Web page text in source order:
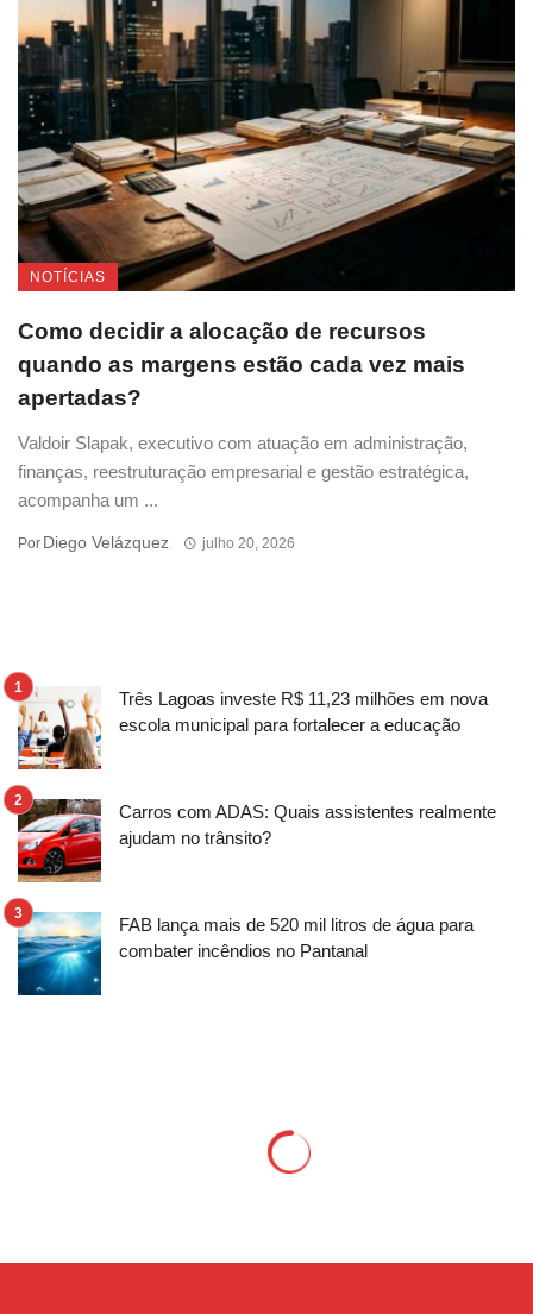
NOTÍCIAS
Como decidir a alocação de recursos
quando as margens estão cada vez mais
apertadas?
Valdoir Slapak, executivo com atuação em administração,
finanças, reestruturação empresarial e gestão estratégica,
acompanha um ...
Por Diego Velázquez julho 20, 2026
Três Lagoas investe R$ 11,23 milhões em nova
escola municipal para fortalecer a educação
Carros com ADAS: Quais assistentes realmente
ajudam no trânsito?
FAB lança mais de 520 mil litros de água para
combater incêndios no Pantanal